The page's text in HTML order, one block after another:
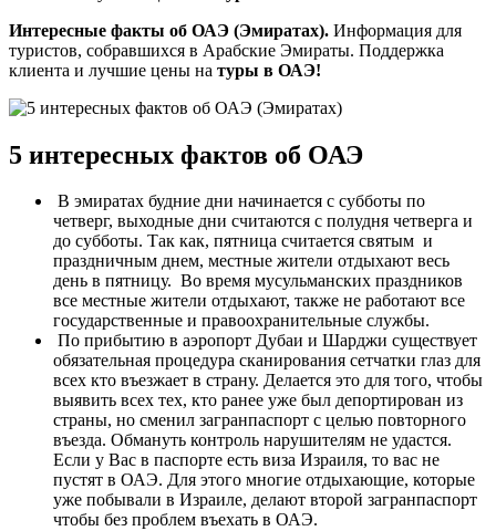
Интересные факты об ОАЭ (Эмиратах). Информация для
туристов, собравшихся в Арабские Эмираты. Поддержка
клиента и лучшие цены на туры в ОАЭ!
5 интересных фактов об ОАЭ
В эмиратах будние дни начинается с субботы по
четверг, выходные дни считаются с полудня четверга и
до субботы. Так как, пятница считается святым и
праздничным днем, местные жители отдыхают весь
день в пятницу. Во время мусульманских праздников
все местные жители отдыхают, также не работают все
государственные и правоохранительные службы.
По прибытию в аэропорт Дубаи и Шарджи существует
обязательная процедура сканирования сетчатки глаз для
всех кто въезжает в страну. Делается это для того, чтобы
выявить всех тех, кто ранее уже был депортирован из
страны, но сменил загранпаспорт с целью повторного
въезда. Обмануть контроль нарушителям не удастся.
Если у Вас в паспорте есть виза Израиля, то вас не
пустят в ОАЭ. Для этого многие отдыхающие, которые
уже побывали в Израиле, делают второй загранпаспорт
чтобы без проблем въехать в ОАЭ.